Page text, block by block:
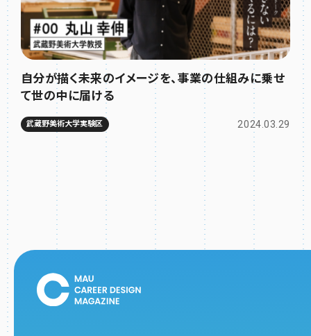
自分が描く未来のイメージを、事業の仕組みに乗せ
て世の中に届ける
武蔵野美術大学実験区 2024.03.29